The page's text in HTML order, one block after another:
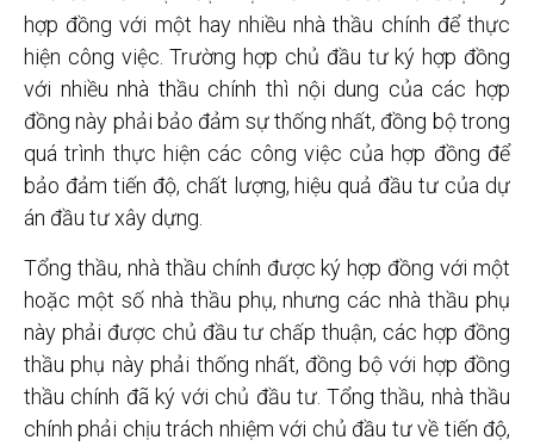
hợp đồng với một hay nhiều nhà thầu chính để thực
hiện công việc. Trường hợp chủ đầu tư ký hợp đồng
với nhiều nhà thầu chính thì nội dung của các hợp
đồng này phải bảo đảm sự thống nhất, đồng bộ trong
quá trình thực hiện các công việc của hợp đồng để
bảo đảm tiến độ, chất lượng, hiệu quả đầu tư của dự
án đầu tư xây dựng.
Tổng thầu, nhà thầu chính được ký hợp đồng với một
hoặc một số nhà thầu phụ, nhưng các nhà thầu phụ
này phải được chủ đầu tư chấp thuận, các hợp đồng
thầu phụ này phải thống nhất, đồng bộ với hợp đồng
thầu chính đã ký với chủ đầu tư. Tổng thầu, nhà thầu
chính phải chịu trách nhiệm với chủ đầu tư về tiến độ,